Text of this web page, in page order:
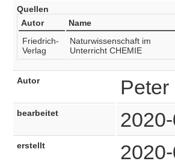
Quellen
Autor
Name
Friedrich-
Verlag
Naturwissenschaft im
Unterricht CHEMIE
Autor
bearbeitet
erstellt